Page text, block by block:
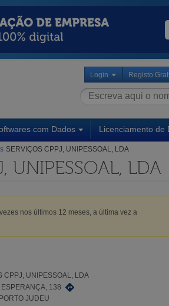
Login Registo
com Dados Licenciamento de
SERVIÇOS CPPJ, UNIPESSOAL, LDA
UNIPESSOAL, LDA
vezes nos últimos 12 meses, a última vez a
CPPJ, UNIPESSOAL, LDA
138
JUDEU